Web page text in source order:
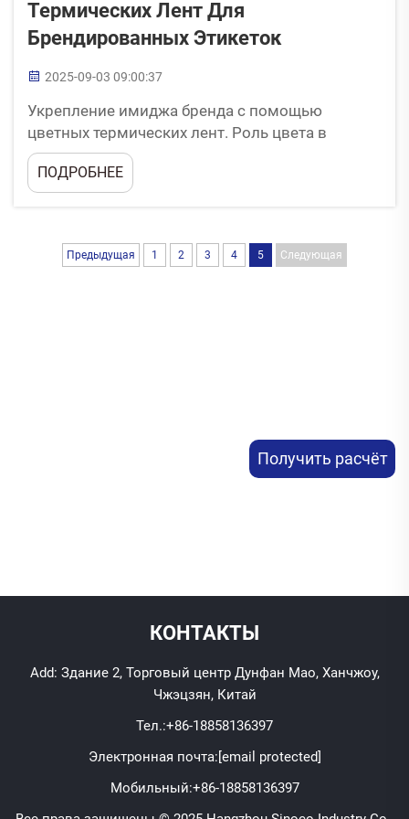
Термических Лент Для
Брендированных Этикеток
2025-09-03 09:00:37
Укрепление имиджа бренда с помощью
цветных термических лент. Роль цвета в
усилении идентификации бренда. В вопросах
дизайна этикеток цветные термические ленты
— это не просто красивые картинки, они
построения идентичности бренда...
ПОДРОБНЕЕ
Предыдущая 1 2 3 4 5 Следующая
Получить расчёт
КОНТАКТЫ
Add: Здание 2, Торговый центр Дунфан Мао, Ханчжоу,
Чжэцзян, Китай
Тел.:+86-18858136397
Электронная почта:[email protected]
Мобильный:+86-18858136397